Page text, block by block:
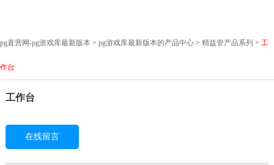
pg直营网-pg游戏库最新版本 > pg游戏库最新版本的产品中心 > 精益管产品系列 > 工
作台
工作台
在线留言